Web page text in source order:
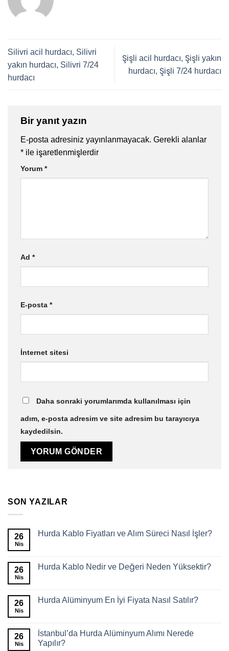
Silivri acil hurdacı, Silivri
yakın hurdacı, Silivri 7/24
hurdacı
Şişli acil hurdacı, Şişli yakın
hurdacı, Şişli 7/24 hurdacı
Bir yanıt yazın
E-posta adresiniz yayınlanmayacak. Gerekli alanlar
* ile işaretlenmişlerdir
Yorum *
Ad *
E-posta *
İnternet sitesi
Daha sonraki yorumlarımda kullanılması için
adım, e-posta adresim ve site adresim bu tarayıcıya
kaydedilsin.
SON YAZILAR
26
Nis
Hurda Kablo Fiyatları ve Alım Süreci Nasıl İşler?
26
Nis
Hurda Kablo Nedir ve Değeri Neden Yüksektir?
26
Nis
Hurda Alüminyum En İyi Fiyata Nasıl Satılır?
26
Nis
İstanbul’da Hurda Alüminyum Alımı Nerede
Yapılır?